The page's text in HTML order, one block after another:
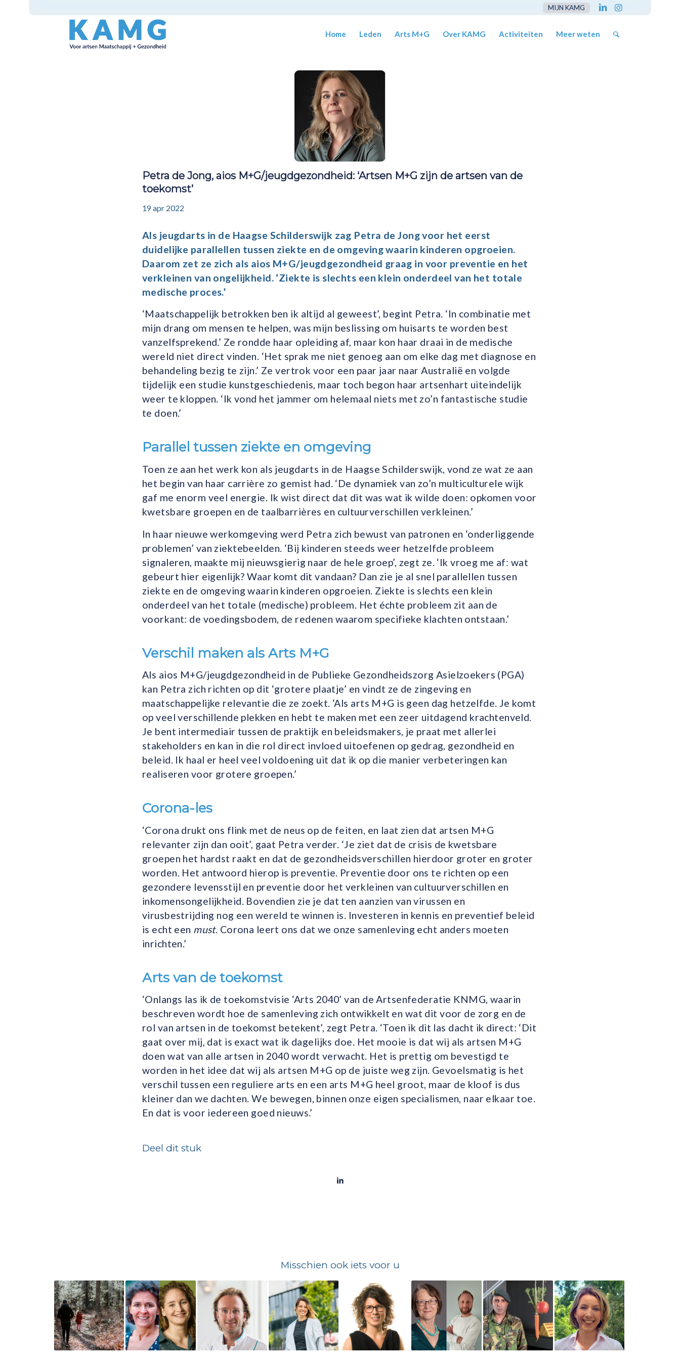
MIJN KAMG
Home Leden Arts M+G Over KAMG Activiteiten Meer weten
Petra de Jong, aios M+G/jeugdgezondheid: ‘Artsen M+G zijn de artsen van de
toekomst’
19 apr 2022
Als jeugdarts in de Haagse Schilderswijk zag Petra de Jong voor het eerst
duidelijke parallellen tussen ziekte en de omgeving waarin kinderen opgroeien.
Daarom zet ze zich als aios M+G/jeugdgezondheid graag in voor preventie en het
verkleinen van ongelijkheid. ‘Ziekte is slechts een klein onderdeel van het totale
medische proces.’
‘Maatschappelijk betrokken ben ik altijd al geweest’, begint Petra. ‘In combinatie met
mijn drang om mensen te helpen, was mijn beslissing om huisarts te worden best
vanzelfsprekend.’ Ze rondde haar opleiding af, maar kon haar draai in de medische
wereld niet direct vinden. ‘Het sprak me niet genoeg aan om elke dag met diagnose en
behandeling bezig te zijn.’ Ze vertrok voor een paar jaar naar Australië en volgde
tijdelijk een studie kunstgeschiedenis, maar toch begon haar artsenhart uiteindelijk
weer te kloppen. ‘Ik vond het jammer om helemaal niets met zo’n fantastische studie
te doen.’
Parallel tussen ziekte en omgeving
Toen ze aan het werk kon als jeugdarts in de Haagse Schilderswijk, vond ze wat ze aan
het begin van haar carrière zo gemist had. ‘De dynamiek van zo’n multiculturele wijk
gaf me enorm veel energie. Ik wist direct dat dit was wat ik wilde doen: opkomen voor
kwetsbare groepen en de taalbarrières en cultuurverschillen verkleinen.’
In haar nieuwe werkomgeving werd Petra zich bewust van patronen en ‘onderliggende
problemen’ van ziektebeelden. ‘Bij kinderen steeds weer hetzelfde probleem
signaleren, maakte mij nieuwsgierig naar de hele groep’, zegt ze. ‘Ik vroeg me af: wat
gebeurt hier eigenlijk? Waar komt dit vandaan? Dan zie je al snel parallellen tussen
ziekte en de omgeving waarin kinderen opgroeien. Ziekte is slechts een klein
onderdeel van het totale (medische) probleem. Het échte probleem zit aan de
voorkant: de voedingsbodem, de redenen waarom specifieke klachten ontstaan.’
Verschil maken als Arts M+G
Als aios M+G/jeugdgezondheid in de Publieke Gezondheidszorg Asielzoekers (PGA)
kan Petra zich richten op dit ‘grotere plaatje’ en vindt ze de zingeving en
maatschappelijke relevantie die ze zoekt. ‘Als arts M+G is geen dag hetzelfde. Je komt
op veel verschillende plekken en hebt te maken met een zeer uitdagend krachtenveld.
Je bent intermediair tussen de praktijk en beleidsmakers, je praat met allerlei
stakeholders en kan in die rol direct invloed uitoefenen op gedrag, gezondheid en
beleid. Ik haal er heel veel voldoening uit dat ik op die manier verbeteringen kan
realiseren voor grotere groepen.’
Corona-les
‘Corona drukt ons flink met de neus op de feiten, en laat zien dat artsen M+G
relevanter zijn dan ooit’, gaat Petra verder. ‘Je ziet dat de crisis de kwetsbare
groepen het hardst raakt en dat de gezondheidsverschillen hierdoor groter en groter
worden. Het antwoord hierop is preventie. Preventie door ons te richten op een
gezondere levensstijl en preventie door het verkleinen van cultuurverschillen en
inkomensongelijkheid. Bovendien zie je dat ten aanzien van virussen en
virusbestrijding nog een wereld te winnen is. Investeren in kennis en preventief beleid
is echt een must. Corona leert ons dat we onze samenleving echt anders moeten
inrichten.’
Arts van de toekomst
‘Onlangs las ik de toekomstvisie ‘Arts 2040’ van de Artsenfederatie KNMG, waarin
beschreven wordt hoe de samenleving zich ontwikkelt en wat dit voor de zorg en de
rol van artsen in de toekomst betekent’, zegt Petra. ‘Toen ik dit las dacht ik direct: ‘Dit
gaat over mij, dat is exact wat ik dagelijks doe. Het mooie is dat wij als artsen M+G
doen wat van alle artsen in 2040 wordt verwacht. Het is prettig om bevestigd te
worden in het idee dat wij als artsen M+G op de juiste weg zijn. Gevoelsmatig is het
verschil tussen een reguliere arts en een arts M+G heel groot, maar de kloof is dus
kleiner dan we dachten. We bewegen, binnen onze eigen specialismen, naar elkaar toe.
En dat is voor iedereen goed nieuws.’
Deel dit stuk
Misschien ook iets voor u